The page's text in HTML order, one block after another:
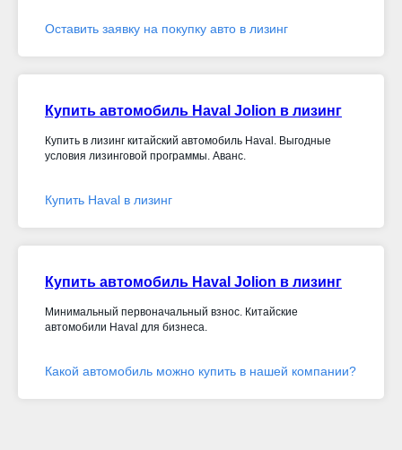
Оставить заявку на покупку авто в лизинг
Купить автомобиль Haval Jolion в лизинг
Купить в лизинг китайский автомобиль Haval. Выгодные
условия лизинговой программы. Аванс.
Купить Haval в лизинг
Купить автомобиль Haval Jolion в лизинг
Минимальный первоначальный взнос. Китайские
автомобили Haval для бизнеса.
Какой автомобиль можно купить в нашей компании?